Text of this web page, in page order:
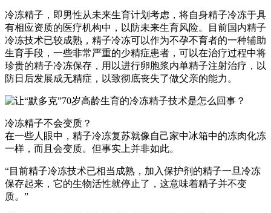
冷冻精子，即男性从未来生育计划考虑，将自身精子冷冻于具
有相应资质的医疗机构中，以防未来生育风险。目前国内精子
冷冻技术已较成熟，精子冷冻可以作为不孕不育者的一种辅助
生育手段，一些非常严重的少精症患者，可以在治疗过程中将
珍贵的精子冷冻保存，用以进行卵胞浆内单精子注射治疗，以
防日后发展成无精症，以致彻底丧失了做父亲的能力。
冷冻精子不会变质？
在一些人眼中，精子冷冻复苏就像自己家中冰箱中的冻肉化冻
一样，而且会变质。但事实上并非如此。
“目前精子冷冻技术已相当成熟，加入保护剂的精子一旦冷冻
保存起来，它的生物活性就停止了，这意味着精子并不变
质。”